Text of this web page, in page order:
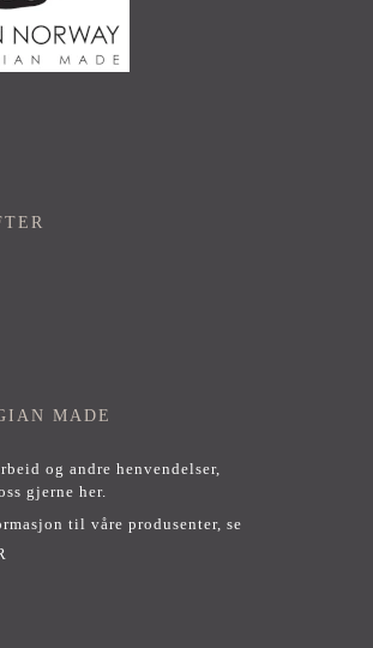
MADE
og andre henvendelser,
gjerne her.
til våre produsenter, se